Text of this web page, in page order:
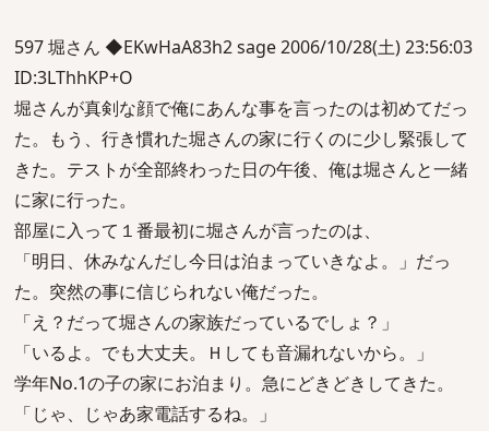
597 堀さん ◆EKwHaA83h2 sage 2006/10/28(土) 23:56:03
ID:3LThhKP+O
堀さんが真剣な顔で俺にあんな事を言ったのは初めてだっ
た。もう、行き慣れた堀さんの家に行くのに少し緊張して
きた。テストが全部終わった日の午後、俺は堀さんと一緒
に家に行った。
部屋に入って１番最初に堀さんが言ったのは、
「明日、休みなんだし今日は泊まっていきなよ。」だっ
た。突然の事に信じられない俺だった。
「え？だって堀さんの家族だっているでしょ？」
「いるよ。でも大丈夫。Ｈしても音漏れないから。」
学年No.1の子の家にお泊まり。急にどきどきしてきた。
「じゃ、じゃあ家電話するね。」